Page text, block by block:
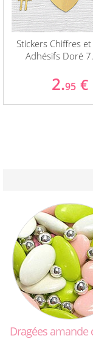
Stickers Chiffres
Adhésifs Doré
2.95 €
Dragées amande